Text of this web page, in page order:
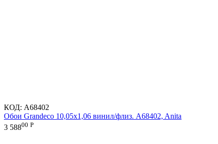
КОД: A68402
Обои Grandeco 10,05х1,06 винил/флиз. A68402, Anita
3 58800 Р